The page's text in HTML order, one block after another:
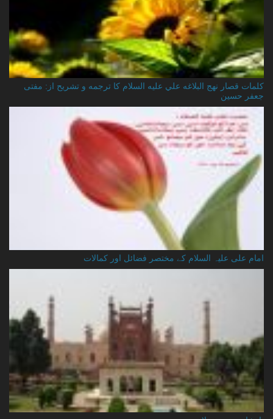
کلمات قصار نهج البلاغه علي عليه السلام کا ترجمه و تشریح از: مفتی
جعفر حسین
امام علی علیہ السلام کے مختصر فضائل اور کمالات